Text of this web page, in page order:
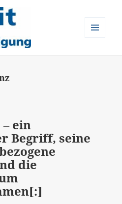
ein
Begriff, seine
die